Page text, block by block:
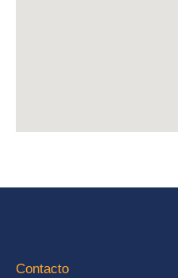
Contacto